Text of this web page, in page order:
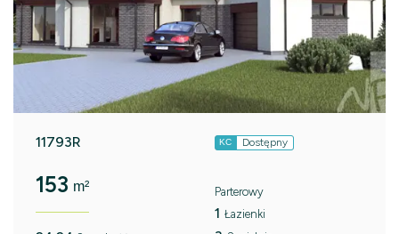
11793R KC Dostępny
153 m² Parterowy
1 Łazienki